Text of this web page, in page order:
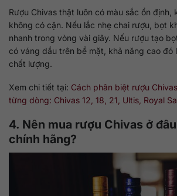
Rượu Chivas thật luôn có màu sắc ổn định,
không có cặn. Nếu lắc nhẹ chai rượu, bọt
nhanh trong vòng vài giây. Nếu rượu tạo
có váng dầu trên bề mặt, khả năng cao đó
chất lượng.
Xem chi tiết tại: Cách phân biệt rượu
từng dòng: Chivas 12, 18, 21, Ultis, Royal
4. Nên mua rượu Chivas ở
chính hãng?